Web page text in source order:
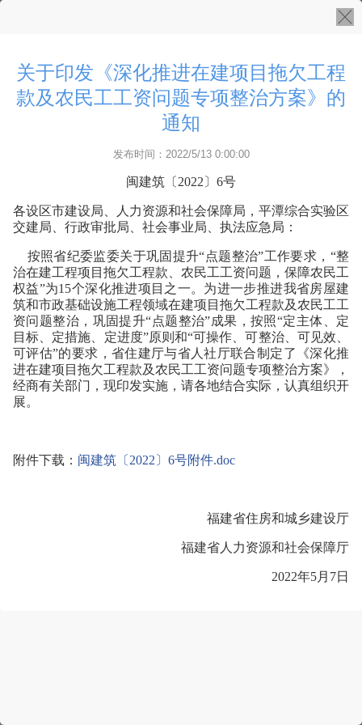
关于印发《深化推进在建项目拖欠工程
款及农民工工资问题专项整治方案》的
通知
发布时间：2022/5/13 0:00:00
闽建筑〔2022〕6号
各设区市建设局、人力资源和社会保障局，平潭综合实验区
交建局、行政审批局、社会事业局、执法应急局：
按照省纪委监委关于巩固提升“点题整治”工作要求，“整
治在建工程项目拖欠工程款、农民工工资问题，保障农民工
权益”为15个深化推进项目之一。为进一步推进我省房屋建
筑和市政基础设施工程领域在建项目拖欠工程款及农民工工
资问题整治，巩固提升“点题整治”成果，按照“定主体、定
目标、定措施、定进度”原则和“可操作、可整治、可见效、
可评估”的要求，省住建厅与省人社厅联合制定了《深化推
进在建项目拖欠工程款及农民工工资问题专项整治方案》，
经商有关部门，现印发实施，请各地结合实际，认真组织开
展。
附件下载： 闽建筑〔2022〕6号附件.doc
福建省住房和城乡建设厅
福建省人力资源和社会保障厅
2022年5月7日